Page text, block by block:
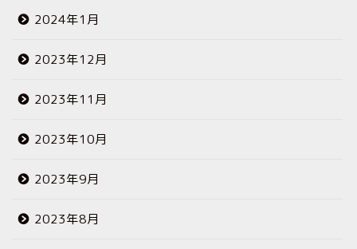
2024年1月
2023年12月
2023年11月
2023年10月
2023年9月
2023年8月